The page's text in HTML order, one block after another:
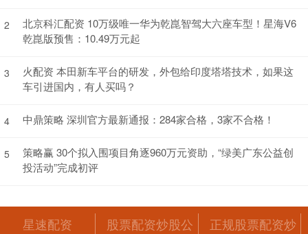
2
北京科汇配资 10万级唯一华为乾崑智驾大六座车型！星海V6
乾崑版预售：10.49万元起
3
火配资 本田新车平台的研发，外包给印度塔塔技术，如果这
车引进国内，有人买吗？
4 中鼎策略 深圳官方最新通报：284家合格，3家不合格！
5
策略赢 30个拟入围项目角逐960万元资助，“绿美广东公益创
投活动”完成初评
星速配资
股票配资炒股公
正规股票配资炒